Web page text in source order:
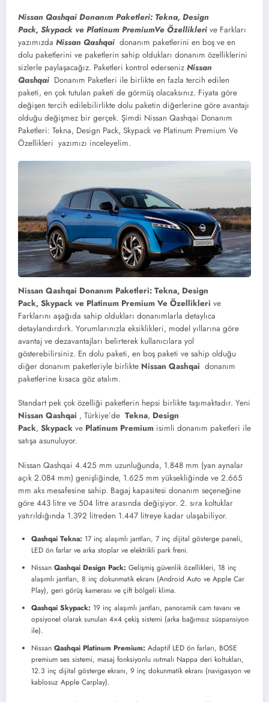
Nissan Qashqai Donanım Paketleri: Tekna, Design
Pack, Skypack ve Platinum PremiumVe Özellikleri ve Farkları
yazımızda Nissan Qashqai donanım paketlerini en boş ve en
dolu paketlerini ve paketlerin sahip oldukları donanım özelliklerini
sizlerle paylaşacağız. Paketleri kontrol ederseniz Nissan
Qashqai Donanım Paketleri ile birlikte en fazla tercih edilen
paketi, en çok tutulan paketi de görmüş olacaksınız. Fiyata göre
değişen tercih edilebilirlikte dolu paketin diğerlerine göre avantajı
olduğu değişmez bir gerçek. Şimdi Nissan Qashqai Donanım
Paketleri: Tekna, Design Pack, Skypack ve Platinum Premium Ve
Özellikleri yazımızı inceleyelim.
Nissan Qashqai Donanım Paketleri: Tekna, Design
Pack, Skypack ve Platinum Premium Ve Özellikleri ve
Farklarını aşağıda sahip oldukları donanımlarla detaylıca
detaylandırdırk. Yorumlarınızla eksiklikleri, model yıllarına göre
avantaj ve dezavantajları belirterek kullanıcılara yol
gösterebilirsiniz. En dolu paketi, en boş paketi ve sahip olduğu
diğer donanım paketleriyle birlikte Nissan Qashqai donanım
paketlerine kısaca göz atalım.
Standart pek çok özelliği paketlerin hepsi birlikte taşımaktadır. Yeni
Nissan Qashqai , Türkiye’de Tekna, Design
Pack, Skypack ve Platinum Premium isimli donanım paketleri ile
satışa asunuluyor.
Nissan Qashqai 4.425 mm uzunluğunda, 1.848 mm (yan aynalar
açık 2.084 mm) genişliğinde, 1.625 mm yüksekliğinde ve 2.665
mm aks mesafesine sahip. Bagaj kapasitesi donanım seçeneğine
göre 443 litre ve 504 litre arasında değişiyor. 2. sıra koltuklar
yatırıldığında 1.392 litreden 1.447 litreye kadar ulaşabiliyor.
Qashqai Tekna: 17 inç alaşımlı jantları, 7 inç dijital gösterge paneli,
LED ön farlar ve arka stoplar ve elektrikli park freni.
Nissan Qashqai Design Pack: Gelişmiş güvenlik özellikleri, 18 inç
alaşımlı jantları, 8 inç dokunmatik ekranı (Android Auto ve Apple Car
Play), geri görüş kamerası ve çift bölgeli klima.
Qashqai Skypack: 19 inç alaşımlı jantları, panoramik cam tavanı ve
opsiyonel olarak sunulan 4×4 çekiş sistemi (arka bağımsız süspansiyon
ile).
Nissan Qashqai Platinum Premium: Adaptif LED ön farları, BOSE
premium ses sistemi, masaj fonksiyonlu ısıtmalı Nappa deri koltukları,
12.3 inç dijital gösterge ekranı, 9 inç dokunmatik ekranı (navigasyon ve
kablosuz Apple Carplay).